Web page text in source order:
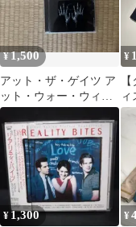
¥1,500
アット・ザ・ゲイツ ア
ット・ウォー・ウィ
ズ・リアリティ 日本盤
帯付き
¥
¥ 1,300 ¥